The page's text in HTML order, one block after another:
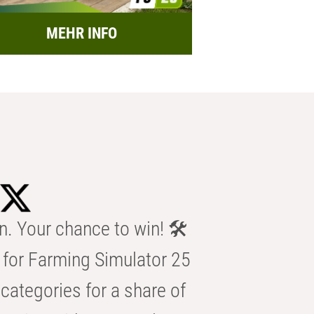
MEHR INFO
Your chance to win! 🛠️
Farming Simulator 25
for a share of